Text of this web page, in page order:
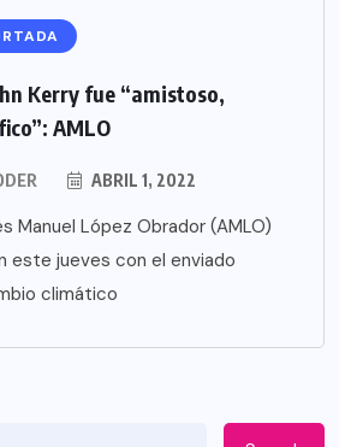
Kerry fue “amistoso,
AMLO
ABRIL 1, 2022
Manuel López Obrador (AMLO)
este jueves con el enviado
climático